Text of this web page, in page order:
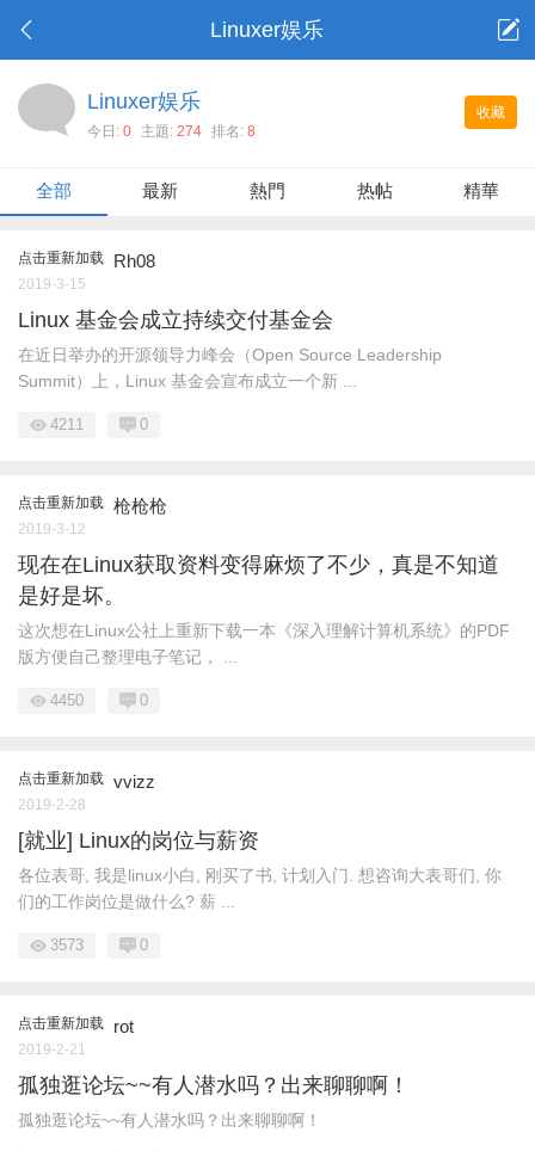
Linuxer娱乐
收藏
Linuxer娱乐
今日: 0 主題: 274 排名: 8
全部 最新 熱門 热帖 精華
点击重新加载 Rh08
2019-3-15
Linux 基金会成立持续交付基金会
在近日举办的开源领导力峰会（Open Source Leadership
Summit）上，Linux 基金会宣布成立一个新 ...
4211 0
点击重新加载 枪枪枪
2019-3-12
现在在Linux获取资料变得麻烦了不少，真是不知道
是好是坏。
这次想在Linux公社上重新下载一本《深入理解计算机系统》的PDF
版方便自己整理电子笔记， ...
4450 0
点击重新加载 vvizz
2019-2-28
[就业] Linux的岗位与薪资
各位表哥, 我是linux小白, 刚买了书, 计划入门. 想咨询大表哥们, 你
们的工作岗位是做什么? 薪 ...
3573 0
点击重新加载 rot
2019-2-21
孤独逛论坛~~有人潜水吗？出来聊聊啊！
孤独逛论坛~~有人潜水吗？出来聊聊啊！